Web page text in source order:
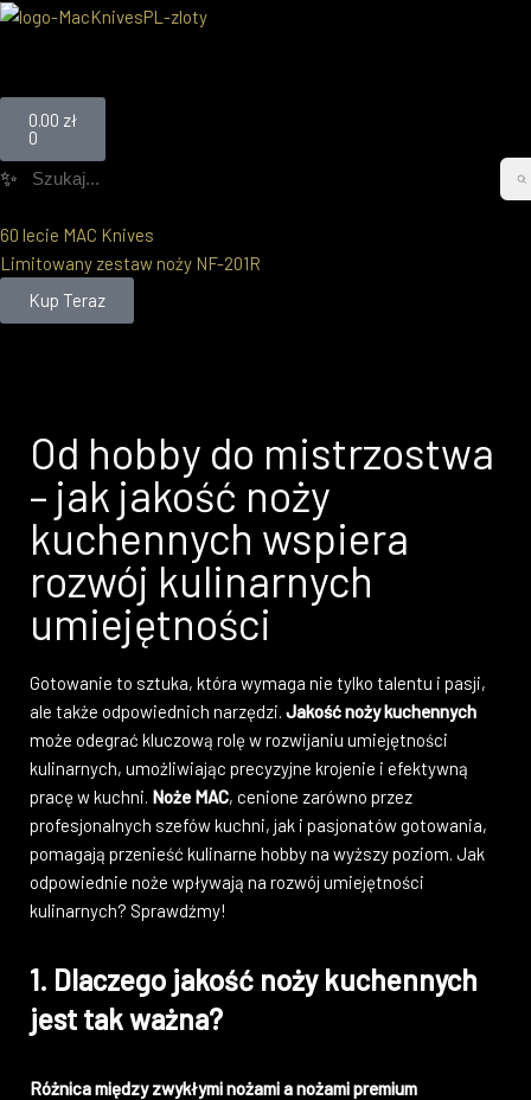
do
treści
0.00 zł
0
✨
60 lecie MAC Knives
Limitowany zestaw noży NF-201R
Kup Teraz
Od hobby do mistrzostwa
– jak jakość noży
kuchennych wspiera
rozwój kulinarnych
umiejętności
Gotowanie to sztuka, która wymaga nie tylko talentu i pasji,
ale także odpowiednich narzędzi. Jakość noży kuchennych
może odegrać kluczową rolę w rozwijaniu umiejętności
kulinarnych, umożliwiając precyzyjne krojenie i efektywną
pracę w kuchni. Noże MAC, cenione zarówno przez
profesjonalnych szefów kuchni, jak i pasjonatów gotowania,
pomagają przenieść kulinarne hobby na wyższy poziom. Jak
odpowiednie noże wpływają na rozwój umiejętności
kulinarnych? Sprawdźmy!
1. Dlaczego jakość noży kuchennych
jest tak ważna?
Różnica między zwykłymi nożami a nożami premium